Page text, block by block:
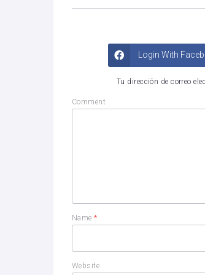
Login With
Tu dirección de correo
Comment
Name*
Website